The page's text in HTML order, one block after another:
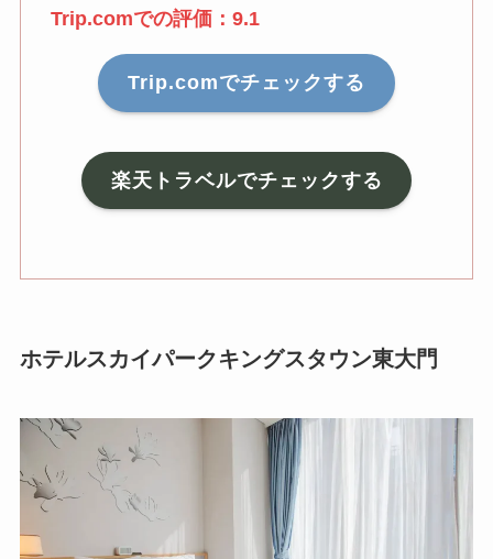
Trip.comでの評価：9.1
Trip.comでチェックする
楽天トラベルでチェックする
ホテルスカイパークキングスタウン東大門